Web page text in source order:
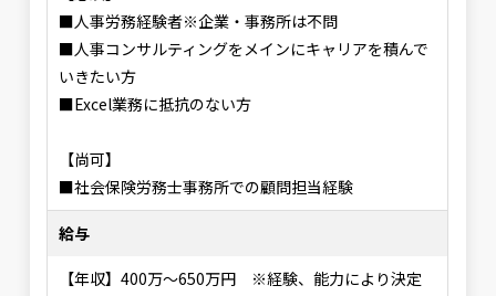
■人事労務経験者※企業・事務所は不問
■人事コンサルティングをメインにキャリアを積んで
いきたい方
■Excel業務に抵抗のない方
【尚可】
■社会保険労務士事務所での顧問担当経験
給与
【年収】400万～650万円 ※経験、能力により決定